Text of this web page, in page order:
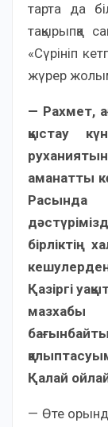
тарта да
тақырыпқа
«Сүрініп
жүрер
— Рахмет,
қыстау
аманатты
бірліктің
Қазіргі
мазхабы
Қалай
— Өте